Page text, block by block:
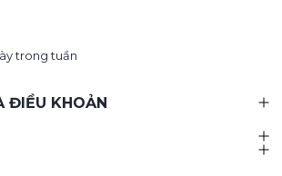
trong tuần
ĐIỀU KHOẢN